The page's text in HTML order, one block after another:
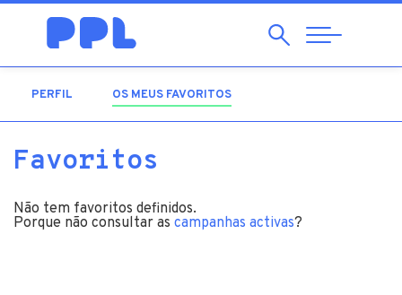
Pesquisar
Abrir
Navegação
PERFIL OS MEUS FAVORITOS
Favoritos
Não tem favoritos definidos.
Porque não consultar as campanhas activas?